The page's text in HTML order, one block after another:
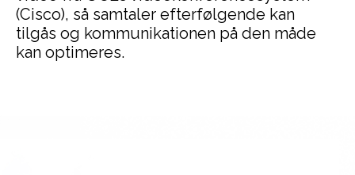
(Cisco), så samtaler efterfølgende kan
tilgås og kommunikationen på den måde
kan optimeres.